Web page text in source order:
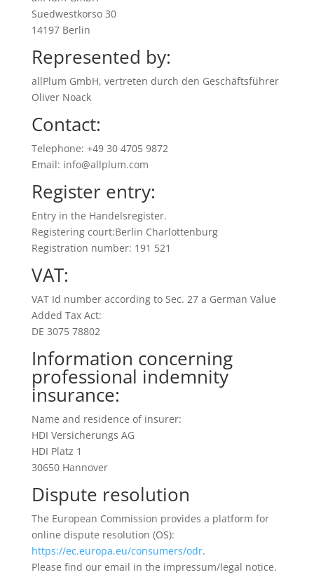
Suedwestkorso 30
14197 Berlin
Represented by:
allPlum GmbH, vertreten durch den Geschäftsführer
Oliver Noack
Contact:
Telephone: +49 30 4705 9872
Email: info@allplum.com
Register entry:
Entry in the Handelsregister.
Registering court:Berlin Charlottenburg
Registration number: 191 521
VAT:
VAT Id number according to Sec. 27 a German Value
Added Tax Act:
DE 3075 78802
Information concerning
professional indemnity
insurance:
Name and residence of insurer:
HDI Versicherungs AG
HDI Platz 1
30650 Hannover
Dispute resolution
The European Commission provides a platform for
online dispute resolution (OS):
https://ec.europa.eu/consumers/odr.
Please find our email in the impressum/legal notice.